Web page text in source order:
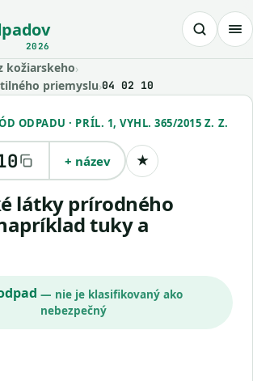
2026
kožiarskeho›
priemyslu›04 02 10
ODPADU · PRÍL. 1, VYHL. 365/2015 Z. Z.
+ název ★Uložiť kód
tuky a
— nie je klasifikovaný ako
nebezpečný